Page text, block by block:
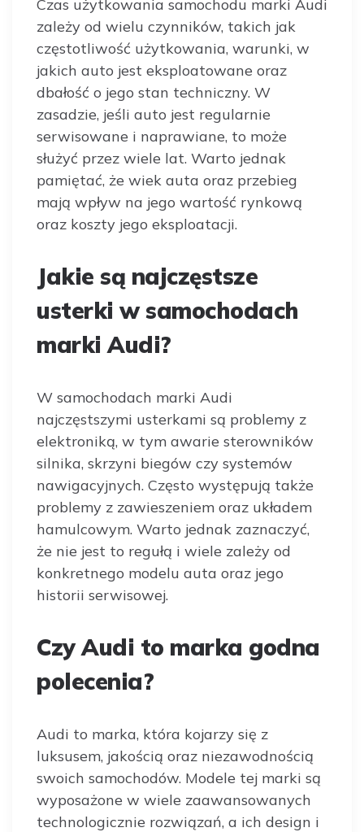
Czas użytkowania samochodu marki Audi
zależy od wielu czynników, takich jak
częstotliwość użytkowania, warunki, w
jakich auto jest eksploatowane oraz
dbałość o jego stan techniczny. W
zasadzie, jeśli auto jest regularnie
serwisowane i naprawiane, to może
służyć przez wiele lat. Warto jednak
pamiętać, że wiek auta oraz przebieg
mają wpływ na jego wartość rynkową
oraz koszty jego eksploatacji.
Jakie są najczęstsze
usterki w samochodach
marki Audi?
W samochodach marki Audi
najczęstszymi usterkami są problemy z
elektroniką, w tym awarie sterowników
silnika, skrzyni biegów czy systemów
nawigacyjnych. Często występują także
problemy z zawieszeniem oraz układem
hamulcowym. Warto jednak zaznaczyć,
że nie jest to regułą i wiele zależy od
konkretnego modelu auta oraz jego
historii serwisowej.
Czy Audi to marka godna
polecenia?
Audi to marka, która kojarzy się z
luksusem, jakością oraz niezawodnością
swoich samochodów. Modele tej marki są
wyposażone w wiele zaawansowanych
technologicznie rozwiązań, a ich design i